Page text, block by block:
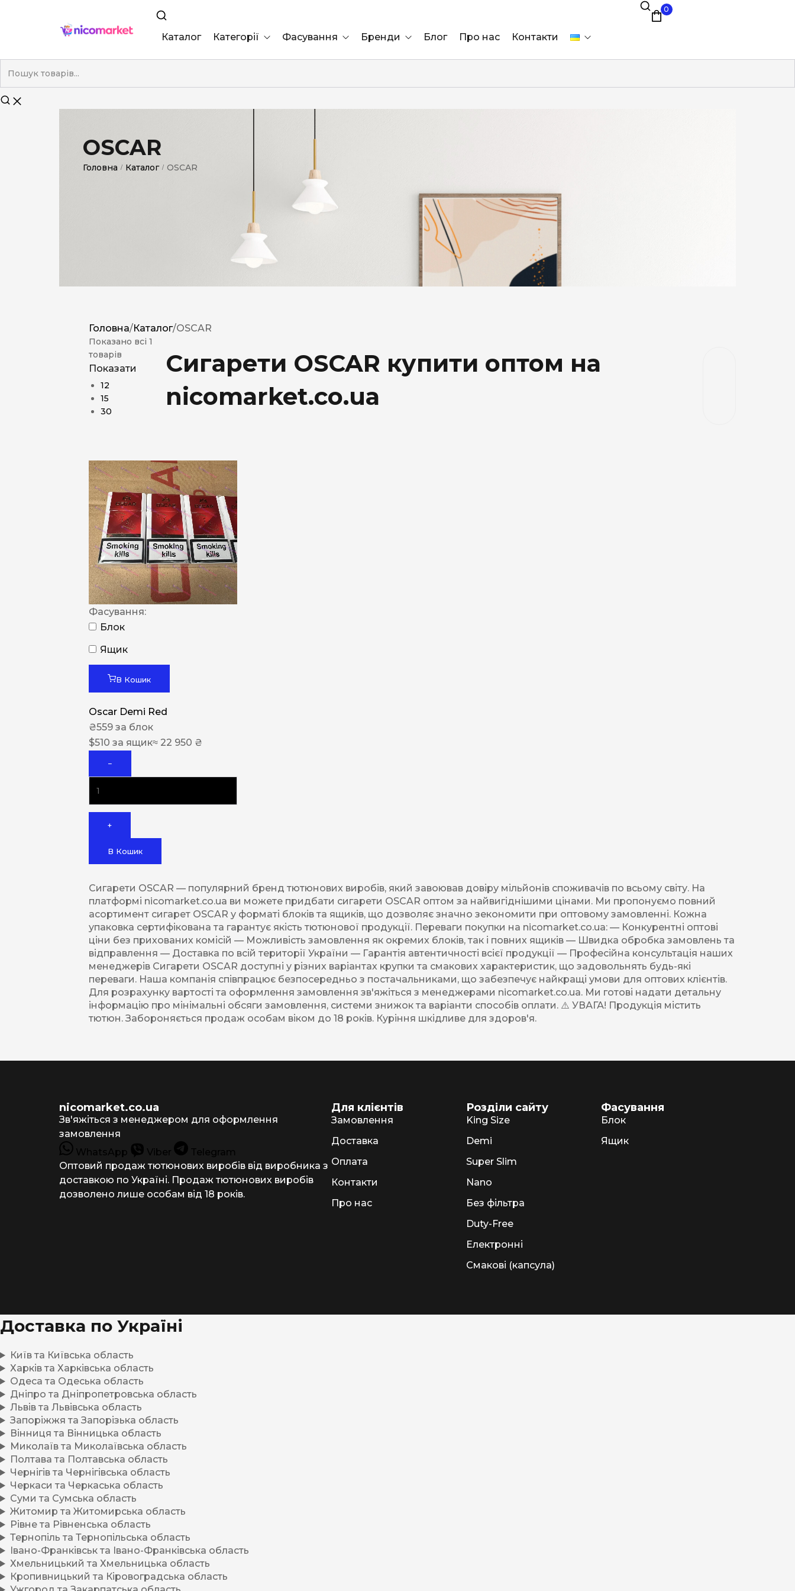
Каталог Категорії
Смакові (капсула)
Фасування Бренди
DESERT
Прилуки
Winston
Leana
Montecristo
ASTRU
Military
PULL
Focus
De Santis
Гуцульскі
Italian Blend 821
OSCAR
Dandy
JM
Блог Про нас Контакти
0
OSCAR
Головна / Каталог / OSCAR
Головна/Каталог/OSCAR
Показано всі 1
товарів
Показати
12
15
30
Сигарети OSCAR купити оптом на
nicomarket.co.ua
Фасування:
Блок
Ящик
В Кошик
Oscar Demi Red
₴559 за блок
$510 за ящик≈ 22 950 ₴
−
+
В Кошик
Сигарети OSCAR — популярний бренд тютюнових виробів, який завоював довіру мільйонів споживачів по всьому світу. На
платформі nicomarket.co.ua ви можете придбати сигарети OSCAR оптом за найвигіднішими цінами. Ми пропонуємо повний
асортимент сигарет OSCAR у форматі блоків та ящиків, що дозволяє значно зекономити при оптовому замовленні. Кожна
упаковка сертифікована та гарантує якість тютюнової продукції. Переваги покупки на nicomarket.co.ua: — Конкурентні оптові
ціни без прихованих комісій — Можливість замовлення як окремих блоків, так і повних ящиків — Швидка обробка замовлень та
відправлення — Доставка по всій території України — Гарантія автентичності всієї продукції — Професійна консультація наших
менеджерів Сигарети OSCAR доступні у різних варіантах крупки та смакових характеристик, що задовольнять будь-які
переваги. Наша компанія співпрацює безпосередньо з постачальниками, що забезпечує найкращі умови для оптових клієнтів.
Для розрахунку вартості та оформлення замовлення зв'яжіться з менеджерами nicomarket.co.ua. Ми готові надати детальну
інформацію про мінімальні обсяги замовлення, системи знижок та варіанти способів оплати. ⚠️ УВАГА! Продукція містить
тютюн. Забороняється продаж особам віком до 18 років. Куріння шкідливе для здоров'я.
nicomarket.co.ua
Зв'яжіться з менеджером для оформлення
замовлення
WhatsApp
Viber
Telegram
Оптовий продаж тютюнових виробів від виробника з
доставкою по Україні. Продаж тютюнових виробів
дозволено лише особам від 18 років.
Для клієнтів
Замовлення
Доставка
Оплата
Контакти
Про нас
Розділи сайту
King Size
Demi
Super Slim
Nano
Без фільтра
Duty-Free
Електронні
Смакові (капсула)
Фасування
Блок
Ящик
Доставка по Україні
Київ та Київська область
Харків та Харківська область
Одеса та Одеська область
Дніпро та Дніпропетровська область
Львів та Львівська область
Запоріжжя та Запорізька область
Вінниця та Вінницька область
Миколаїв та Миколаївська область
Полтава та Полтавська область
Чернігів та Чернігівська область
Черкаси та Черкаська область
Суми та Сумська область
Житомир та Житомирська область
Рівне та Рівненська область
Тернопіль та Тернопільська область
Івано-Франківськ та Івано-Франківська область
Хмельницький та Хмельницька область
Кропивницький та Кіровоградська область